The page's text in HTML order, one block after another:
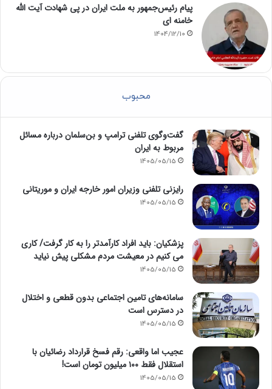
پیام رئیس‌جمهور به ملت ایران در پی شهادت آیت الله
خامنه ای
1404/12/10
محبوب
گفت‌وگوی تلفنی ترامپ و بن‌سلمان درباره مسائل
مربوط به ایران
1405/05/15
رایزنی تلفنی وزیران امور خارجه ایران و موریتانی
1405/05/15
پزشکیان: باید افراد کارآمدتر را به کار گرفت/ کاری
می کنیم در معیشت مردم مشکلی پیش نیاید
1405/05/15
سامانه‌های تامین اجتماعی بدون قطعی و اختلال
در دسترس است
1405/05/15
عجیب اما واقعی: رقم فسخ قرارداد رضائیان با
استقلال فقط ۱۰۰ میلیون تومان است!
1405/05/15